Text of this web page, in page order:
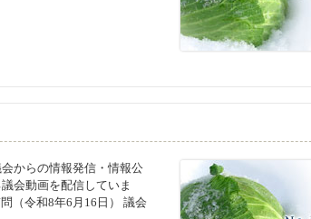
からの情報発信・情報公
会動画を配信していま
（令和8年6月16日） 議会